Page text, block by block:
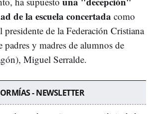
de la escuela concertada como
presidente de la Federación Cristiana
padres y madres de alumnos de
Miguel Serralde.
- NEWSLETTER